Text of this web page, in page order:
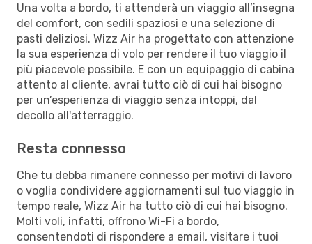
Una volta a bordo, ti attenderà un viaggio all’insegna
del comfort, con sedili spaziosi e una selezione di
pasti deliziosi. Wizz Air ha progettato con attenzione
la sua esperienza di volo per rendere il tuo viaggio il
più piacevole possibile. E con un equipaggio di cabina
attento al cliente, avrai tutto ciò di cui hai bisogno
per un’esperienza di viaggio senza intoppi, dal
decollo all'atterraggio.
Resta connesso
Che tu debba rimanere connesso per motivi di lavoro
o voglia condividere aggiornamenti sul tuo viaggio in
tempo reale, Wizz Air ha tutto ciò di cui hai bisogno.
Molti voli, infatti, offrono Wi-Fi a bordo,
consentendoti di rispondere a email, visitare i tuoi